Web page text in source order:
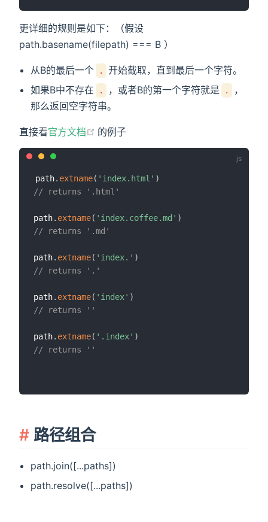
更详细的规则是如下：（假设
path.basename(filepath) === B ）
从B的最后一个 .
开始截取，直到最后一个字符。
如果B中不存在
. ，或者B的第一个字符就是 .
，
那么返回空字符串。
直接看官方文档 (opens new window)
的例子
path. extname( 'index.html' )
// returns '.html'
path. extname( 'index.coffee.md' )
// returns '.md'
path. extname( 'index.' )
// returns '.'
path. extname( 'index' )
// returns ''
path. extname( '.index' )
// returns ''
路径组合
path.join([...paths])
path.resolve([...paths])